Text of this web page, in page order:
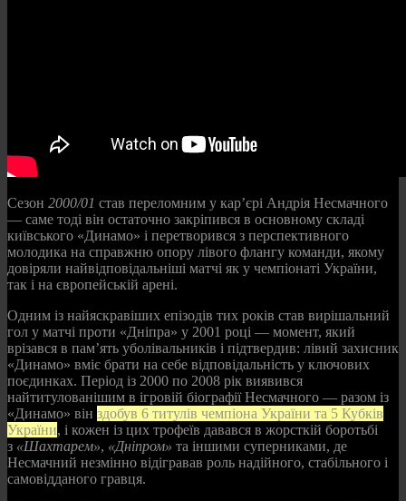
Сезон 2000/01 став переломним у кар’єрі Андрія Несмачного
— саме тоді він остаточно закріпився в основному складі
київського «Динамо» і перетворився з перспективного
молодика на справжню опору лівого флангу команди, якому
довіряли найвідповідальніші матчі як у чемпіонаті України,
так і на європейській арені.
Одним із найяскравіших епізодів тих років став вирішальний
гол у матчі проти «Дніпра» у 2001 році — момент, який
врізався в пам’ять уболівальників і підтвердив: лівий захисник
«Динамо» вміє брати на себе відповідальність у ключових
поєдинках. Період із 2000 по 2008 рік виявився
найтитулованішим в ігровій біографії Несмачного — разом із
«Динамо» він здобув 6 титулів чемпіона України та 5 Кубків
України, і кожен із цих трофеїв давався в жорсткій боротьбі
з «Шахтарем», «Дніпром» та іншими суперниками, де
Несмачний незмінно відігравав роль надійного, стабільного і
самовідданого гравця.